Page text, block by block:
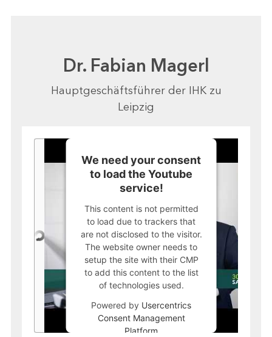
Dr. Fabian Magerl
Hauptgeschäftsführer der IHK zu
Leipzig
We need your consent
to load the Youtube
service!
This content is not permitted
to load due to trackers that
are not disclosed to the visitor.
The website owner needs to
setup the site with their CMP
to add this content to the list
of technologies used.
Powered by Usercentrics
Consent Management
Platform